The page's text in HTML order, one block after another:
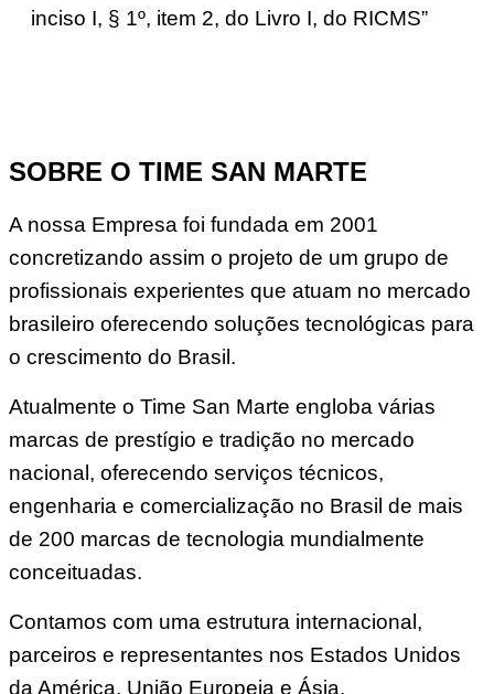
inciso I, § 1º, item 2, do Livro I, do RICMS”
SOBRE O TIME SAN MARTE
A nossa Empresa foi fundada em 2001
concretizando assim o projeto de um grupo de
profissionais experientes que atuam no mercado
brasileiro oferecendo soluções tecnológicas para
o crescimento do Brasil.
Atualmente o Time San Marte engloba várias
marcas de prestígio e tradição no mercado
nacional, oferecendo serviços técnicos,
engenharia e comercialização no Brasil de mais
de 200 marcas de tecnologia mundialmente
conceituadas.
Contamos com uma estrutura internacional,
parceiros e representantes nos Estados Unidos
da América, União Europeia e Ásia.